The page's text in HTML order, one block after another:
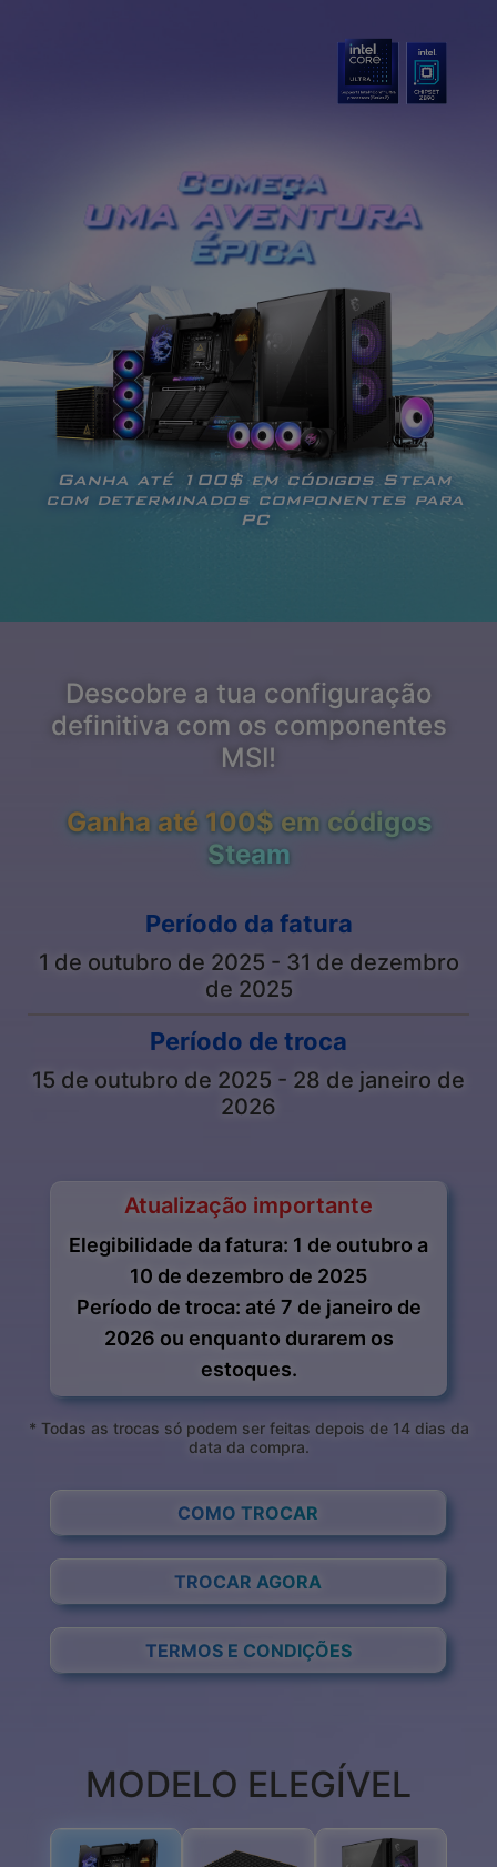
Começa
uma aventura
épica
Ganha até 100$ em códigos Steam
com determinados componentes para
PC
Descobre a tua configuração
definitiva com os componentes
MSI!
Ganha até 100$ em códigos
Steam
Período da fatura
1 de outubro de 2025 - 31 de dezembro
de 2025
Período de troca
15 de outubro de 2025 - 28 de janeiro de
2026
Atualização importante
Elegibilidade da fatura: 1 de outubro a
10 de dezembro de 2025
Período de troca: até 7 de janeiro de
2026 ou enquanto durarem os
estoques.
* Todas as trocas só podem ser feitas depois de 14 dias da
data da compra.
COMO TROCAR
TROCAR AGORA
TERMOS E CONDIÇÕES
MODELO ELEGÍVEL